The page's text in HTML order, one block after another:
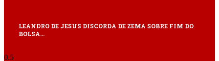
LEANDRO DE JESUS DISCORDA DE ZEMA SOBRE FIM DO
BOLSA…